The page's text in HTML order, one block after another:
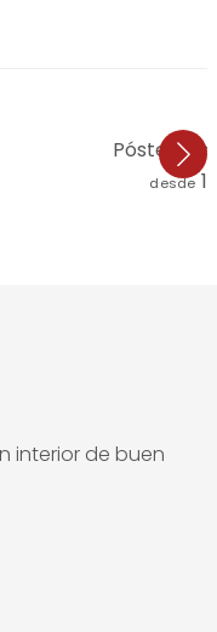
Póster
desde
interior de buen